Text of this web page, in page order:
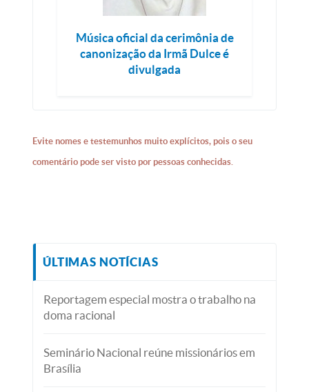
Música oficial da cerimônia de
canonização da Irmã Dulce é
divulgada
Evite nomes e testemunhos muito explícitos, pois o seu
comentário pode ser visto por pessoas conhecidas.
ÚLTIMAS NOTÍCIAS
Reportagem especial mostra o trabalho na
doma racional
Seminário Nacional reúne missionários em
Brasília